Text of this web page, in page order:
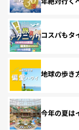
コスパもタ
地球の歩き
今年の夏は